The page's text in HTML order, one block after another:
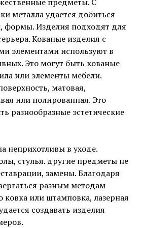
металла удается добиться
формы. Изделия подходят для
Кованые изделия с
элементами используют в
Это могут быть кованые
или элементы мебели.
матовая,
или полированная. Это
разнообразные эстетические
неприхотливы в уходе.
стулья. другие предметы не
замены. Благодаря
разным методам
ковка или штамповка, лазерная
создавать изделия